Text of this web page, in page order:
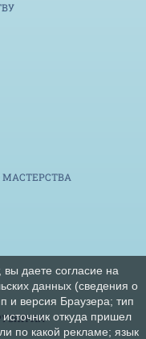
НА
даете согласие на
данных (сведения о
и версия Браузера; тип
откуда пришел
по какой рекламе; язык